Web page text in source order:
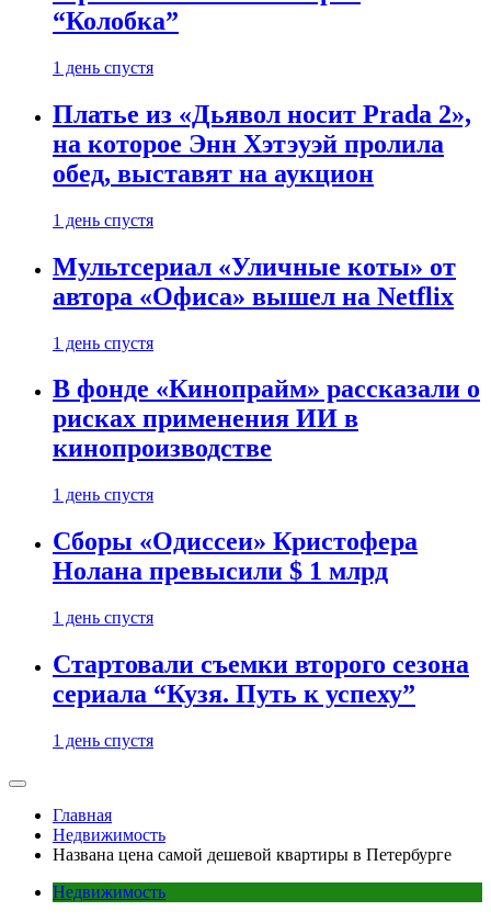
“Колобка”
1 день спустя
Платье из «Дьявол носит Prada 2»,
на которое Энн Хэтэуэй пролила
обед, выставят на аукцион
1 день спустя
Мультсериал «Уличные коты» от
автора «Офиса» вышел на Netflix
1 день спустя
В фонде «Кинопрайм» рассказали о
рисках применения ИИ в
кинопроизводстве
1 день спустя
Сборы «Одиссеи» Кристофера
Нолана превысили $ 1 млрд
1 день спустя
Стартовали съемки второго сезона
сериала “Кузя. Путь к успеху”
1 день спустя
Главная
Недвижимость
Названа цена самой дешевой квартиры в Петербурге
Недвижимость